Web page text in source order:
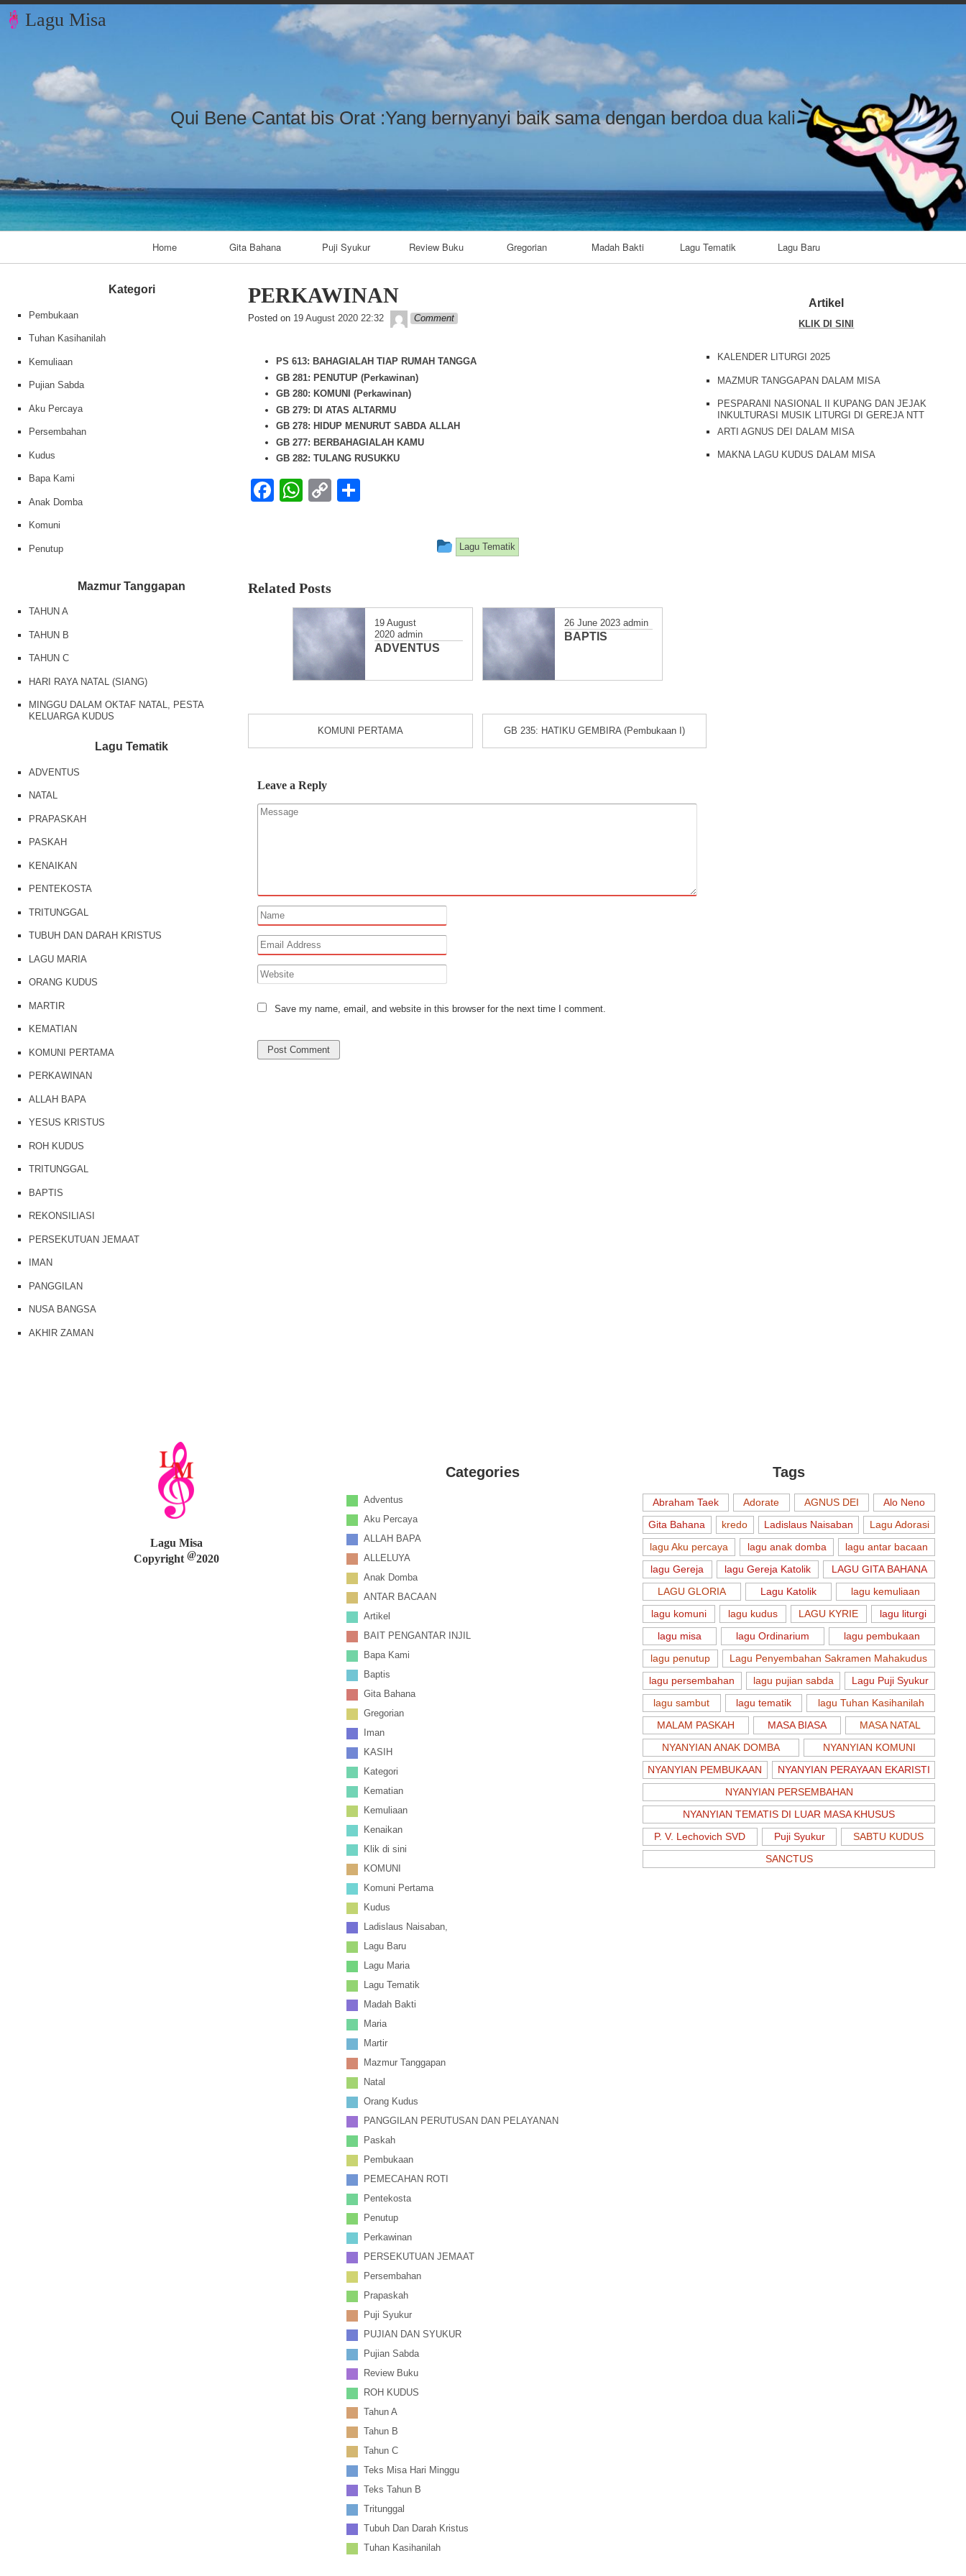
Skip to content
Lagu Misa
Qui Bene Cantat bis Orat :Yang bernyanyi baik sama dengan berdoa dua kali
Home Gita Bahana Puji Syukur Review Buku Gregorian Madah Bakti Lagu Tematik Lagu Baru
PERKAWINAN
Posted on 19 August 2020 22:32 admin
Comment
PS 613: BAHAGIALAH TIAP RUMAH TANGGA
GB 281: PENUTUP (Perkawinan)
GB 280: KOMUNI (Perkawinan)
GB 279: DI ATAS ALTARMU
GB 278: HIDUP MENURUT SABDA ALLAH
GB 277: BERBAHAGIALAH KAMU
GB 282: TULANG RUSUKKU
Facebook
WhatsApp
Copy
This entry was posted in
Lagu Tematik
Related Posts
19 August
2020 admin
ADVENTUS
26 June 2023 admin
BAPTIS
KOMUNI PERTAMA GB 235: HATIKU GEMBIRA (Pembukaan I)
Leave a Reply
Save my name, email, and website in this browser for the next time I comment.
Artikel
KLIK DI SINI
KALENDER LITURGI 2025
MAZMUR TANGGAPAN DALAM MISA
PESPARANI NASIONAL II KUPANG DAN JEJAK
INKULTURASI MUSIK LITURGI DI GEREJA NTT
ARTI AGNUS DEI DALAM MISA
MAKNA LAGU KUDUS DALAM MISA
Kategori
Pembukaan
Tuhan Kasihanilah
Kemuliaan
Pujian Sabda
Aku Percaya
Persembahan
Kudus
Bapa Kami
Anak Domba
Komuni
Penutup
Mazmur Tanggapan
TAHUN A
TAHUN B
TAHUN C
HARI RAYA NATAL (SIANG)
MINGGU DALAM OKTAF NATAL, PESTA
KELUARGA KUDUS
Lagu Tematik
ADVENTUS
NATAL
PRAPASKAH
PASKAH
KENAIKAN
PENTEKOSTA
TRITUNGGAL
TUBUH DAN DARAH KRISTUS
LAGU MARIA
ORANG KUDUS
MARTIR
KEMATIAN
KOMUNI PERTAMA
PERKAWINAN
ALLAH BAPA
YESUS KRISTUS
ROH KUDUS
TRITUNGGAL
BAPTIS
REKONSILIASI
PERSEKUTUAN JEMAAT
IMAN
PANGGILAN
NUSA BANGSA
AKHIR ZAMAN
Lagu Misa
Copyright @2020
Categories
Adventus
Aku Percaya
ALLAH BAPA
ALLELUYA
Anak Domba
ANTAR BACAAN
Artikel
BAIT PENGANTAR INJIL
Bapa Kami
Baptis
Gita Bahana
Gregorian
Iman
KASIH
Kategori
Kematian
Kemuliaan
Kenaikan
Klik di sini
KOMUNI
Komuni Pertama
Kudus
Ladislaus Naisaban,
Lagu Baru
Lagu Maria
Lagu Tematik
Madah Bakti
Maria
Martir
Mazmur Tanggapan
Natal
Orang Kudus
PANGGILAN PERUTUSAN DAN PELAYANAN
Paskah
Pembukaan
PEMECAHAN ROTI
Pentekosta
Penutup
Perkawinan
PERSEKUTUAN JEMAAT
Persembahan
Prapaskah
Puji Syukur
PUJIAN DAN SYUKUR
Pujian Sabda
Review Buku
ROH KUDUS
Tahun A
Tahun B
Tahun C
Teks Misa Hari Minggu
Teks Tahun B
Tritunggal
Tubuh Dan Darah Kristus
Tuhan Kasihanilah
Tags
Abraham Taek Adorate AGNUS DEI
Alo Neno
Gita Bahana
kredo Ladislaus Naisaban
Lagu Adorasi
lagu Aku percaya
lagu anak domba
lagu antar bacaan
lagu Gereja
lagu Gereja Katolik
LAGU GITA BAHANA
LAGU GLORIA
Lagu Katolik
lagu kemuliaan
lagu komuni
lagu kudus LAGU KYRIE
lagu liturgi
lagu misa
lagu Ordinarium
lagu pembukaan
lagu penutup
Lagu Penyembahan Sakramen Mahakudus
lagu persembahan
lagu pujian sabda
Lagu Puji Syukur
lagu sambut
lagu tematik
lagu Tuhan Kasihanilah
MALAM PASKAH
MASA BIASA
MASA NATAL
NYANYIAN ANAK DOMBA
NYANYIAN KOMUNI
NYANYIAN PEMBUKAAN
NYANYIAN PERAYAAN EKARISTI
NYANYIAN PERSEMBAHAN
NYANYIAN TEMATIS DI LUAR MASA KHUSUS
P. V. Lechovich SVD
Puji Syukur
SABTU KUDUS
SANCTUS